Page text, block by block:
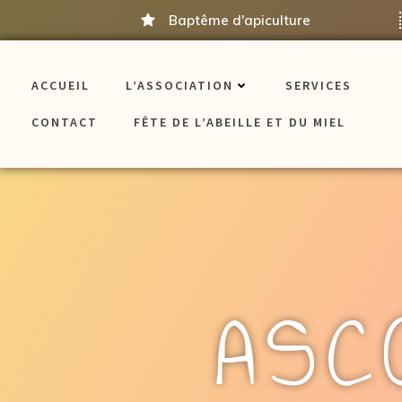
au
Baptême d'apiculture
ACCUEIL L’ASSOCIATION SERVICES
CONTACT FÊTE DE L’ABEILLE ET DU MIEL